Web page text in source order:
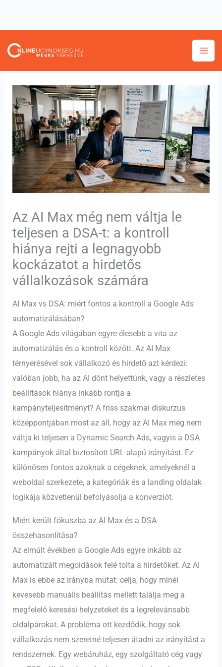
Az AI Max még nem váltja le
teljesen a DSA-t: a kontroll
hiánya rejti a legnagyobb
kockázatot a hirdetős
vállalkozások számára
AI Max vs DSA: miért fontos a kontroll a Google Ads
automatizálásában?
A Google Ads világában egyre élesebb a vita az
automatizálás és a kontroll között. Az AI Max
térnyerésével sok vállalkozó és hirdető azt kérdezi:
valóban jobb, ha az AI dönt helyettünk, vagy a részletes
beállítások hiánya inkább rontja a
kampányteljesítményt? A friss szakmai diskurzus
középpontjában most az áll, hogy az AI Max még nem
váltja ki teljesen a Dynamic Search Ads, vagyis a DSA
kampányok által biztosított URL-alapú irányítást. Ez
különösen fontos azoknak a cégeknek, amelyeknél a
weboldal szerkezete, a kategóriák és a landing oldalak
logikája közvetlenül befolyásolja a konverziót.
Miért került fókuszba az AI Max és a DSA
összehasonlítása?
Az elmúlt években a Google Ads egyre inkább az
automatizált megoldások felé tolta a hirdetőket. Az AI
Max is ebbe az irányba mutat: célja, hogy minél
kevesebb manuális beállítás mellett találja meg a
megfelelő keresési helyzeteket és a legrelevánsabb
oldalpárokat. A probléma ott kezdődik, hogy sok
vállalkozás nem szeretné teljesen átadni az irányítást a
rendszernek. Egy webáruház, egy szolgáltató cég vagy